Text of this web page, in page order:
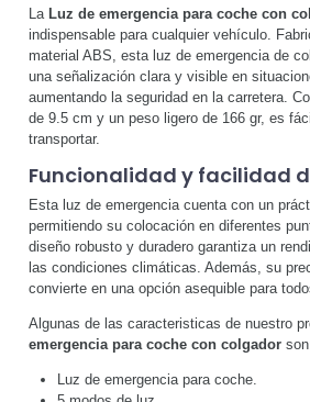
La Luz de emergencia para coche con
indispensable para cualquier vehículo.
material ABS, esta luz de emergencia de
una señalización clara y visible en
aumentando la seguridad en la carretera.
de 9.5 cm y un peso ligero de 166 gr, es
transportar.
Funcionalidad y facilidad
Esta luz de emergencia cuenta con un
permitiendo su colocación en diferentes
diseño robusto y duradero garantiza un
las condiciones climáticas. Además, su
convierte en una opción asequible para
Algunas de las caracteristicas de nuestro
emergencia para coche con colgador
Luz de emergencia para coche.